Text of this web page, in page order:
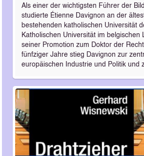
Als einer der wichtigsten Führer der
studierte Étienne Davignon an der
bestehenden katholischen Universität
Katholischen Universität im
seiner Promotion zum Doktor der
fünfziger Jahre stieg Davignon zur
europäischen Industrie und Politik und